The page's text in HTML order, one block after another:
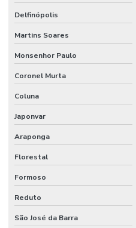
Delfinópolis
Martins Soares
Monsenhor Paulo
Coronel Murta
Coluna
Japonvar
Araponga
Florestal
Formoso
Reduto
São José da Barra